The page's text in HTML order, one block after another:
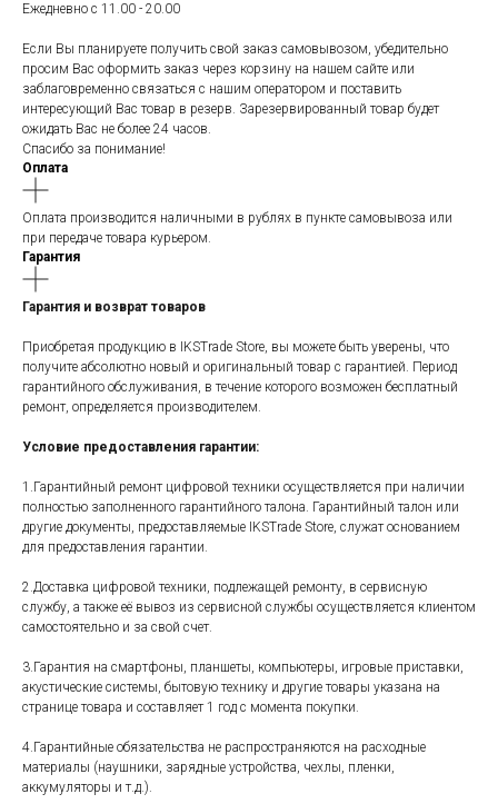
Ежедневно c 11.00 - 20.00
Если Вы планируете получить свой заказ самовывозом, убедительно
просим Вас оформить заказ через корзину на нашем сайте или
заблаговременно связаться с нашим оператором и поставить
интересующий Вас товар в резерв. Зарезервированный товар будет
ожидать Вас не более 24 часов.
Спасибо за понимание!
Оплата
Оплата производится наличными в рублях в пункте самовывоза или
при передаче товара курьером.
Гарантия
Гарантия и возврат товаров
Приобретая продукцию в IKSTrade Store, вы можете быть уверены, что
получите абсолютно новый и оригинальный товар с гарантией. Период
гарантийного обслуживания, в течение которого возможен бесплатный
ремонт, определяется производителем.
Условие предоставления гарантии:
1.Гарантийный ремонт цифровой техники осуществляется при наличии
полностью заполненного гарантийного талона. Гарантийный талон или
другие документы, предоставляемые IKSTrade Store, служат основанием
для предоставления гарантии.
2.Доставка цифровой техники, подлежащей ремонту, в сервисную
службу, а также её вывоз из сервисной службы осуществляется клиентом
самостоятельно и за свой счет.
3.Гарантия на смартфоны, планшеты, компьютеры, игровые приставки,
акустические системы, бытовую технику и другие товары указана на
странице товара и составляет 1 год с момента покупки.
4.Гарантийные обязательства не распространяются на расходные
материалы (наушники, зарядные устройства, чехлы, пленки,
аккумуляторы и т.д.).